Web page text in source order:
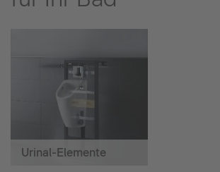
Urinal-Elemente